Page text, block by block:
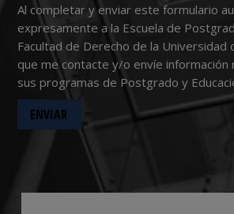
Al completar y enviar este formulario
expresamente a la Escuela de
Facultad de Derecho de la Universidad
que me contacte y/o envíe
sus programas de Postgrado y